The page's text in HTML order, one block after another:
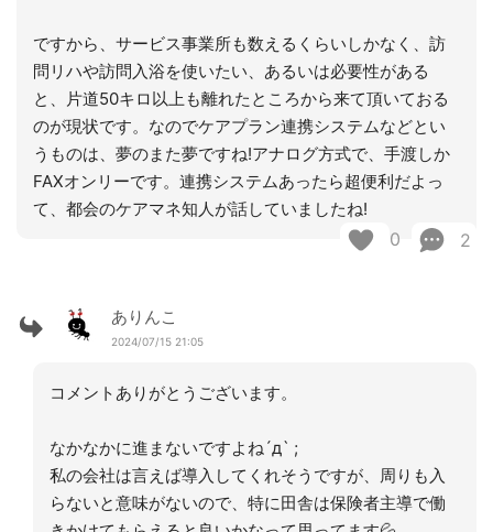
ですから、サービス事業所も数えるくらいしかなく、訪
問リハや訪問入浴を使いたい、あるいは必要性がある
と、片道50キロ以上も離れたところから来て頂いておる
のが現状です。なのでケアプラン連携システムなどとい
うものは、夢のまた夢ですね!アナログ方式で、手渡しか
FAXオンリーです。連携システムあったら超便利だよっ
て、都会のケアマネ知人が話していましたね!
0 2
ありんこ
2024/07/15 21:05
コメントありがとうございます。
なかなかに進まないですよね´д` ;
私の会社は言えば導入してくれそうですが、周りも入
らないと意味がないので、特に田舎は保険者主導で働